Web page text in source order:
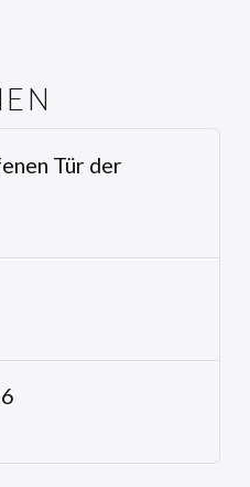
Tür der